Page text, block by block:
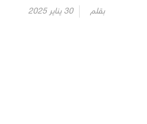
بقلم
Posted
30 يناير 2025